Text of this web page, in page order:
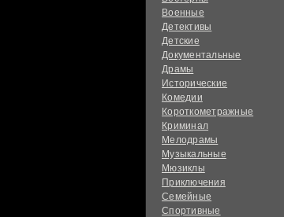
Военные
Детективы
Детские
Документальные
Драмы
Исторические
Комедии
Короткометражные
Криминал
Мелодрамы
Музыкальные
Мюзиклы
Приключения
Семейные
Спортивные